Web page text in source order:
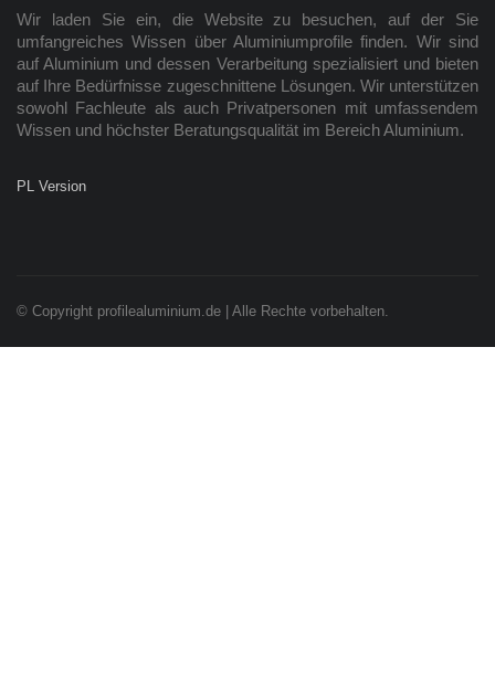
Wir laden Sie ein, die Website zu besuchen, auf der Sie
umfangreiches Wissen über Aluminiumprofile finden. Wir sind
auf Aluminium und dessen Verarbeitung spezialisiert und bieten
auf Ihre Bedürfnisse zugeschnittene Lösungen. Wir unterstützen
sowohl Fachleute als auch Privatpersonen mit umfassendem
Wissen und höchster Beratungsqualität im Bereich Aluminium.
PL Version
© Copyright profilealuminium.de | Alle Rechte vorbehalten.